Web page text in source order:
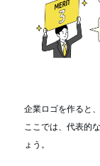
企業ロゴを作ると
ここでは、代表的
ょう。